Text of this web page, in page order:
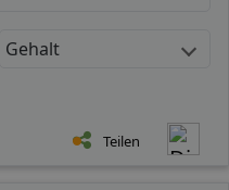
Gehalt
Teilen